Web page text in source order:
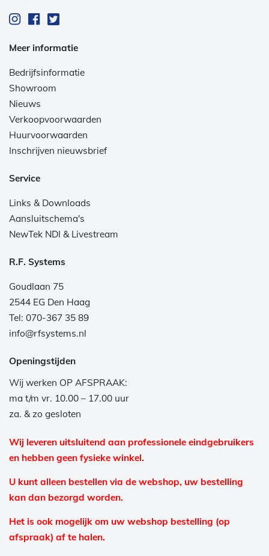
Meer informatie
Bedrijfsinformatie
Showroom
Nieuws
Verkoopvoorwaarden
Huurvoorwaarden
Inschrijven nieuwsbrief
Service
Links & Downloads
Aansluitschema's
NewTek NDI & Livestream
R.F. Systems
Goudlaan 75
2544 EG Den Haag
Tel: 070-367 35 89
info@rfsystems.nl
Openingstijden
Wij werken OP AFSPRAAK:
ma t/m vr. 10.00 – 17.00 uur
za. & zo gesloten
Wij leveren uitsluitend aan professionele eindgebruikers
en hebben geen fysieke winkel.
U kunt alleen bestellen via de webshop, uw bestelling
kan dan bezorgd worden.
Het is ook mogelijk om uw webshop bestelling (op
afspraak) af te halen.